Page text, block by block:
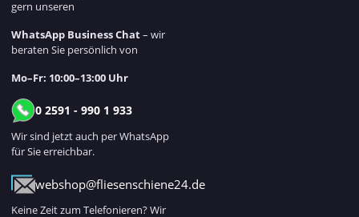
gern unseren
WhatsApp Business Chat– wir
beraten Sie persönlich von
Mo–Fr: 10:00–13:00 Uhr
0 2591 - 990 1 933
Wir sind jetzt auch per WhatsApp
für Sie erreichbar.
webshop@fliesenschiene24.de
Keine Zeit zum Telefonieren? Wir